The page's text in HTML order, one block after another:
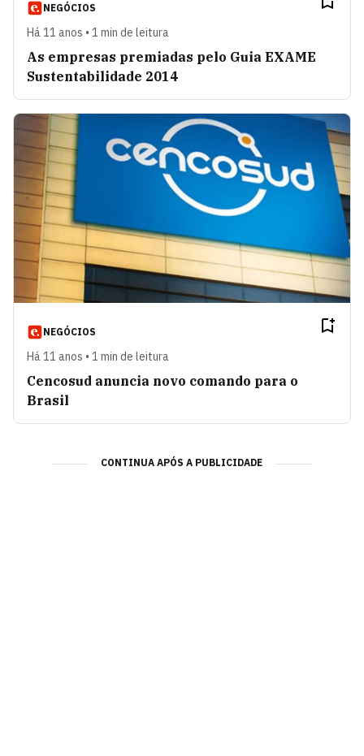
NEGÓCIOS
Há 11 anos • 1 min de leitura
As empresas premiadas pelo Guia EXAME
Sustentabilidade 2014
NEGÓCIOS
Há 11 anos • 1 min de leitura
Cencosud anuncia novo comando para o
Brasil
CONTINUA APÓS A PUBLICIDADE